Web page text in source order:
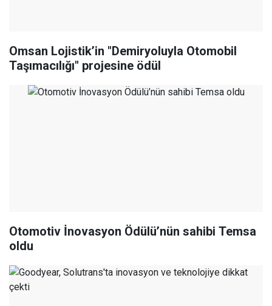
Omsan Lojistik’in "Demiryoluyla Otomobil
Taşımacılığı" projesine ödül
Otomotiv İnovasyon Ödülü’nün sahibi Temsa
oldu